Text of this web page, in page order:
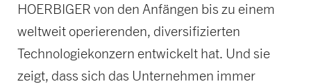
HOERBIGER von den Anfängen bis zu einem
weltweit operierenden, diversifizierten
Technologiekonzern entwickelt hat. Und sie
zeigt, dass sich das Unternehmen immer